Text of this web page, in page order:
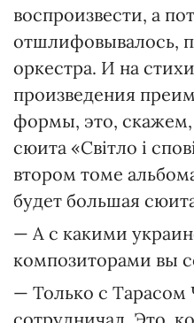
воспроизвести, а
отшлифовывалось,
оркестра. И на
произведения
формы, это,
сюита «Світло і
втором томе
будет большая
— А с какими
композиторами вы
— Только с Тарасом